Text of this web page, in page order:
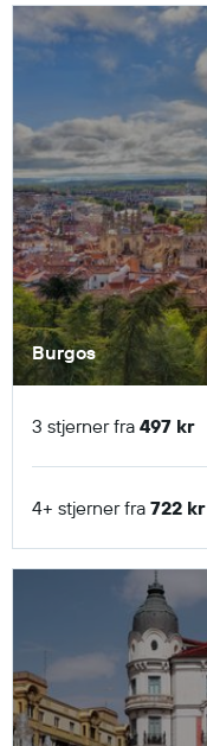
Burgos
3 stjerner fra 497 kr
4+ stjerner fra 722 kr